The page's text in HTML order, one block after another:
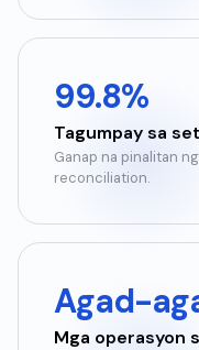
99.8%
Tagumpay sa
Ganap na pinalitan
reconciliation.
Agad-
Mga operasyon